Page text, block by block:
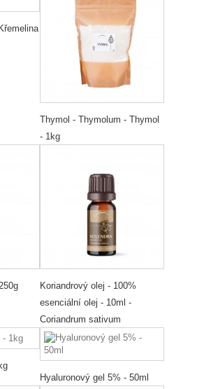
Thymol - Thymolum - Thymol
- 1kg
Koriandrový olej - 100%
esenciální olej - 10ml -
Coriandrum sativum
Hyaluronový gel 5% - 50ml